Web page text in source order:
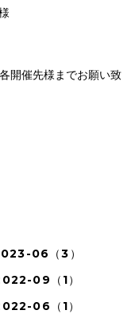
開催先様までお願い致
06（3）
09（1）
06（1）